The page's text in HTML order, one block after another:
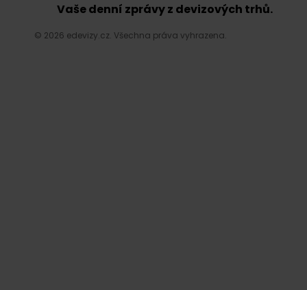
Vaše denní zprávy z devizových trhů.
© 2026 edevizy.cz. Všechna práva vyhrazena.